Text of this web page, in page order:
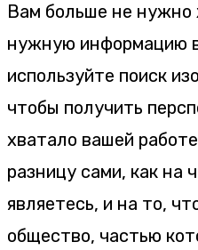
Вам больше не
нужную информацию
используйте поиск
чтобы получить
хватало вашей
разницу сами, как на
являетесь, и на то,
общество, частью